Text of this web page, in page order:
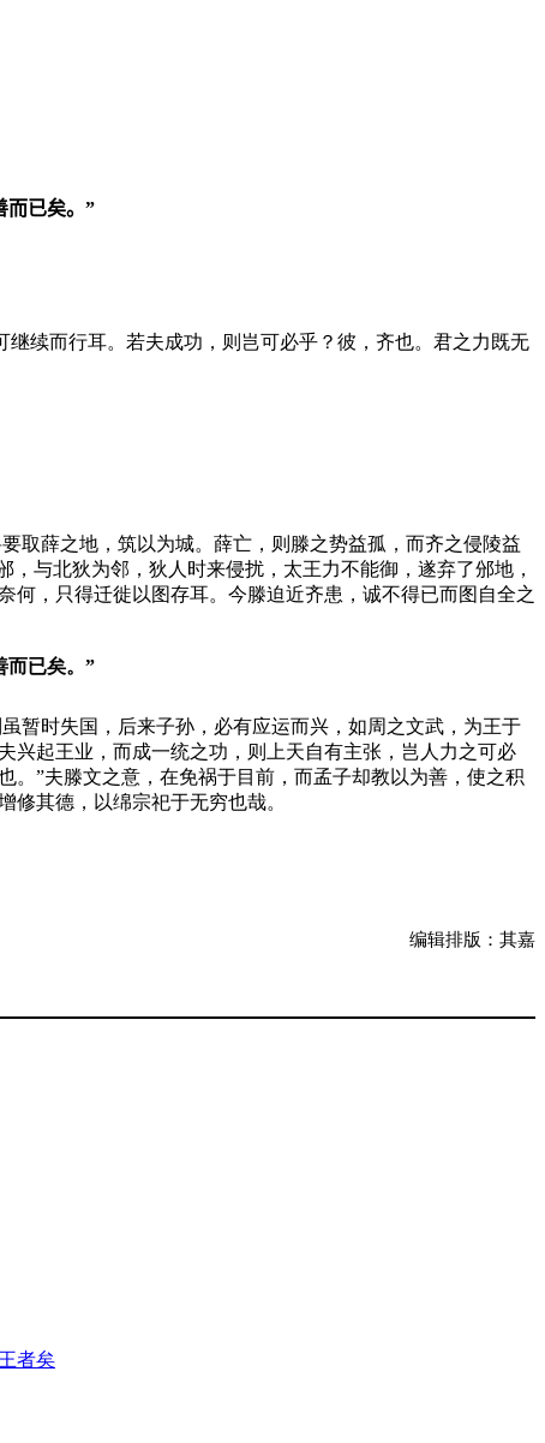
而已矣。”
续而行耳。若夫成功，则岂可必乎？彼，齐也。君之力既无
取薛之地，筑以为城。薛亡，则滕之势益孤，而齐之侵陵益
与北狄为邻，狄人时来侵扰，太王力不能御，遂弃了邠地，
，只得迁徙以图存耳。今滕迫近齐患，诚不得已而图自全之
而已矣。”
暂时失国，后来子孙，必有应运而兴，如周之文武，为王于
兴起王业，而成一统之功，则上天自有主张，岂人力之可必
”夫滕文之意，在免祸于目前，而孟子却教以为善，使之积
其德，以绵宗祀于无穷也哉。
编辑排版：其嘉
者矣